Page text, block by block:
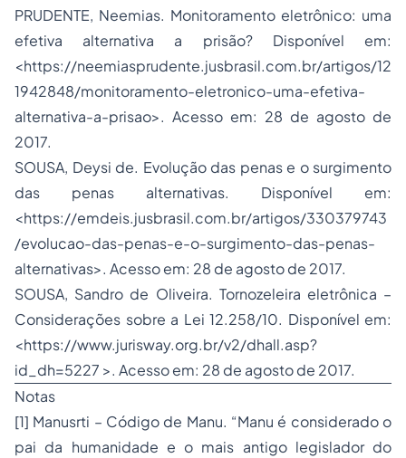
PRUDENTE, Neemias. Monitoramento eletrônico: uma
efetiva alternativa a prisão? Disponível em:
<https://neemiasprudente.jusbrasil.com.br/artigos/12
1942848/monitoramento-eletronico-uma-efetiva-
alternativa-a-prisao>. Acesso em: 28 de agosto de
2017.
SOUSA, Deysi de. Evolução das penas e o surgimento
das penas alternativas. Disponível em:
<https://emdeis.jusbrasil.com.br/artigos/330379743
/evolucao-das-penas-e-o-surgimento-das-penas-
alternativas>. Acesso em: 28 de agosto de 2017.
SOUSA, Sandro de Oliveira. Tornozeleira eletrônica –
Considerações sobre a Lei 12.258/10. Disponível em:
<https://www.jurisway.org.br/v2/dhall.asp?
id_dh=5227 >. Acesso em: 28 de agosto de 2017.
Notas
[1] Manusrti – Código de Manu. “Manu é considerado o
pai da humanidade e o mais antigo legislador do